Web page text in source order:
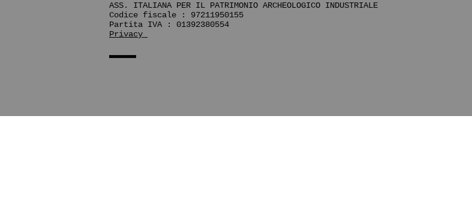
ASS. ITALIANA PER IL PATRIMONIO ARCHEOLOGICO INDUSTRIALE
Codice fiscale : 97211950155
Partita IVA : 01392380554
Privacy